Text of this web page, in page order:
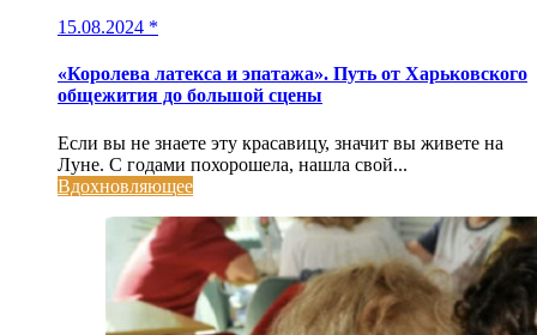
15.08.2024 *
«Королева латекса и эпатажа». Путь от Харьковского
общежития до большой сцены
Если вы не знаете эту красавицу, значит вы живете на
Луне. С годами похорошела, нашла свой...
Вдохновляющее